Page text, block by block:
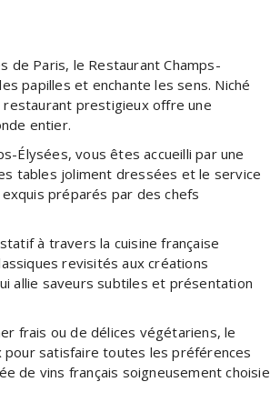
de Paris, le Restaurant Champs-
papilles et enchante les sens. Niché
prestigieux offre une
entier.
Élysées, vous êtes accueilli par une
tables joliment dressées et le service
préparés par des chefs
à travers la cuisine française
revisités aux créations
allie saveurs subtiles et présentation
frais ou de délices végétariens, le
pour satisfaire toutes les préférences
de vins français soigneusement choisie